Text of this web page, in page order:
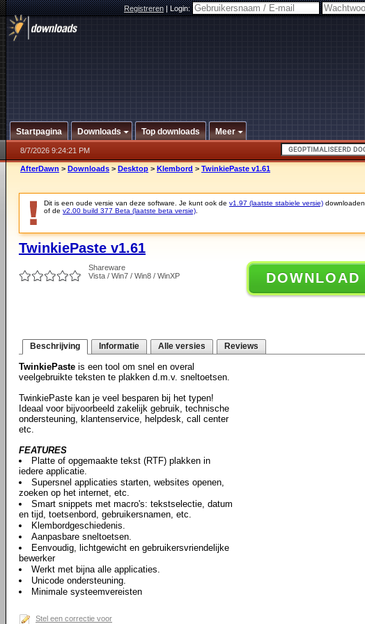
Registreren|Login:
Startpagina Downloads Top downloads Meer
8/7/2026 9:24:21 PM
AfterDawn > Downloads > Desktop > Klembord > TwinkiePaste v1.61
Dit is een oude versie van deze software. Je kunt ook de v1.97 (laatste stabiele versie) downloaden.
of de v2.00 build 377 Beta (laatste beta versie)
TwinkiePaste v1.61
Shareware
Vista / Win7 / Win8 / WinXP
DOWNLOAD
Beschrijving Informatie Alle versies Reviews
TwinkiePaste is een tool om snel en overal
veelgebruikte teksten te plakken d.m.v. sneltoetsen.
TwinkiePaste kan je veel besparen bij het typen!
Ideaal voor bijvoorbeeld zakelijk gebruik, technische
ondersteuning, klantenservice, helpdesk, call center
etc.
FEATURES
Platte of opgemaakte tekst (RTF) plakken in
iedere applicatie.
Supersnel applicaties starten, websites openen,
zoeken op het internet, etc.
Smart snippets met macro's: tekstselectie, datum
en tijd, toetsenbord, gebruikersnamen, etc.
Klembordgeschiedenis.
Aanpasbare sneltoetsen.
Eenvoudig, lichtgewicht en gebruikersvriendelijke
bewerker
Werkt met bijna alle applicaties.
Unicode ondersteuning.
Minimale systeemvereisten
Stel een correctie voor